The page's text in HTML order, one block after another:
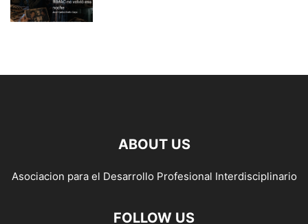
ABOUT US
Asociacion para el Desarrollo Profesional Interdisciplinario
FOLLOW US